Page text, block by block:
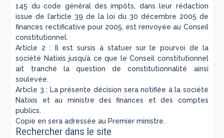
145 du code général des impôts, dans leur rédaction
issue de l’article 39 de la loi du 30 décembre 2005 de
finances rectificative pour 2005, est renvoyée au Conseil
constitutionnel.
Article 2 : Il est sursis à statuer sur le pourvoi de la
société Natixis jusqu’à ce que le Conseil constitutionnel
ait tranché la question de constitutionnalité ainsi
soulevée.
Article 3 : La présente décision sera notifiée à la société
Natixis et au ministre des finances et des comptes
publics.
Copie en sera adressée au Premier ministre.
Rechercher dans le site